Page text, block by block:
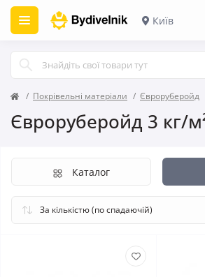
Київ
Покрівельні матеріали Євроруберойд
Євроруберойд 3 кг/
Каталог